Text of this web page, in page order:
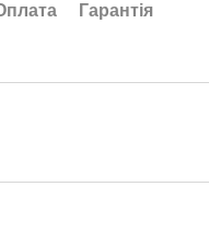
Гарантія